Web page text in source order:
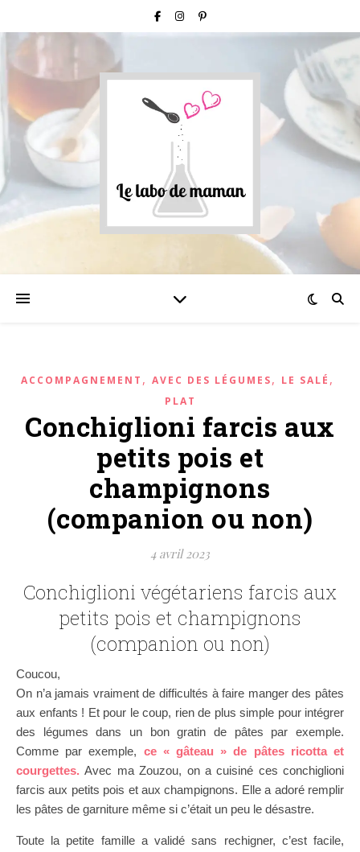
ACCOMPAGNEMENT , AVEC DES LÉGUMES, LE SALÉ ,
PLAT
Conchiglioni farcis aux
petits pois et
champignons
(companion ou non)
4 avril 2023
Conchiglioni végétariens farcis aux
petits pois et champignons
(companion ou non)
Coucou,
On n’a jamais vraiment de difficultés à faire manger des pâtes
aux enfants ! Et pour le coup, rien de plus simple pour intégrer
des légumes dans un bon gratin de pâtes par exemple.
Comme par exemple, ce « gâteau » de pâtes ricotta et
courgettes. Avec ma Zouzou, on a cuisiné ces conchiglioni
farcis aux petits pois et aux champignons. Elle a adoré remplir
les pâtes de garniture même si c’était un peu le désastre.
Toute la petite famille a validé sans rechigner, c’est facile,